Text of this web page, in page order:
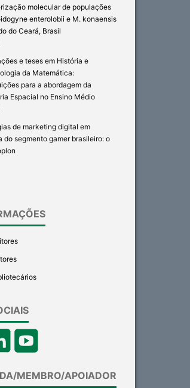
molecular de populações
enterolobii e M. konaensis
do Ceará, Brasil
e teses em História e
da Matemática:
para a abordagem da
Espacial no Ensino Médio
de marketing digital em
do segmento gamer brasileiro: o
MEMBRO/APOIADOR